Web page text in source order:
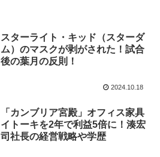
スターライト・キッド（スターダ
ム）のマスクが剥がされた！試合
後の葉月の反則！
2024.10.18
「カンブリア宮殿」オフィス家具
イトーキを2年で利益5倍に！湊宏
司社長の経営戦略や学歴